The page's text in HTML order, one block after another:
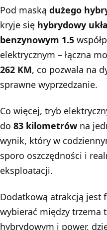
Pod maską dużego
kryje się hybrydowy
benzynowym 1.5
elektrycznym – łączna
262 KM, co pozwala na
sprawne wyprzedzanie.
Co więcej, tryb
do 83 kilometrów na
wynik, który w
sporo oszczędności i
eksploatacji.
Dodatkową atrakcją jest
wybierać między trzema
hybrydowym i power,